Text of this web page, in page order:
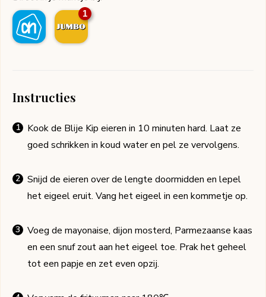
1
Instructies
Kook de Blije Kip eieren in 10 minuten hard. Laat ze
goed schrikken in koud water en pel ze vervolgens.
Snijd de eieren over de lengte doormidden en lepel
het eigeel eruit. Vang het eigeel in een kommetje op.
Voeg de mayonaise, dijon mosterd, Parmezaanse kaas
en een snuf zout aan het eigeel toe. Prak het geheel
tot een papje en zet even opzij.